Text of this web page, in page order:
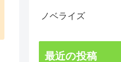
ノベライズ
最近の投稿